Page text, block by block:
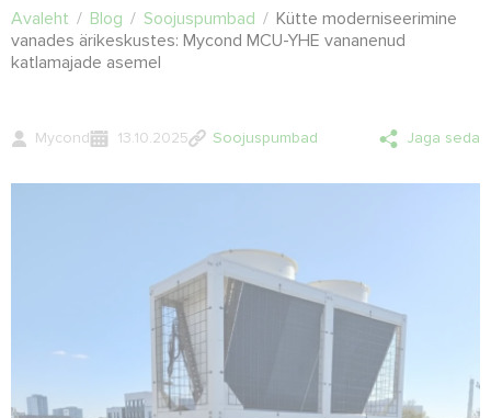
Avaleht / Blog / Soojuspumbad / Kütte moderniseerimine
vanades ärikeskustes: Mycond MCU-YHE vananenud
katlamajade asemel
Mycond 13.10.2025 Soojuspumbad Jaga seda